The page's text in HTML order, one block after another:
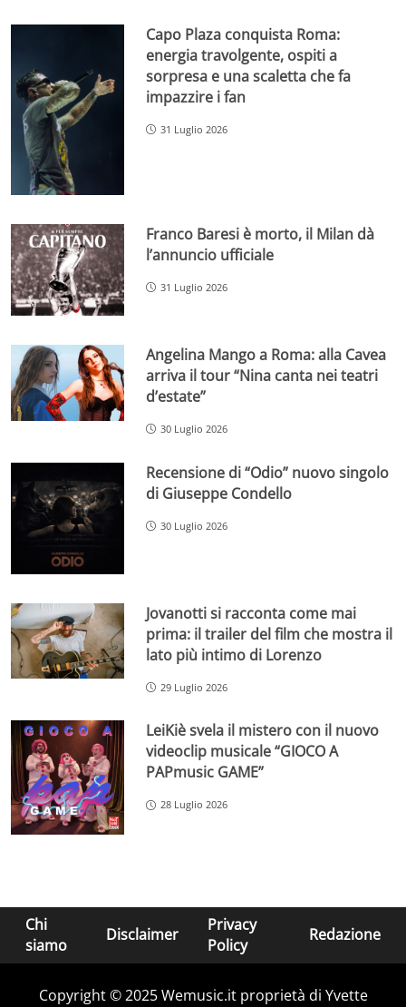
Capo Plaza conquista Roma:
energia travolgente, ospiti a
sorpresa e una scaletta che fa
impazzire i fan
31 Luglio 2026
Franco Baresi è morto, il Milan dà
l’annuncio ufficiale
31 Luglio 2026
Angelina Mango a Roma: alla Cavea
arriva il tour “Nina canta nei teatri
d’estate”
30 Luglio 2026
Recensione di “Odio” nuovo singolo
di Giuseppe Condello
30 Luglio 2026
Jovanotti si racconta come mai
prima: il trailer del film che mostra il
lato più intimo di Lorenzo
29 Luglio 2026
LeiKiè svela il mistero con il nuovo
videoclip musicale “GIOCO A
PAPmusic GAME”
28 Luglio 2026
Chi
siamo
Disclaimer
Privacy
Policy
Redazione
Copyright © 2025 Wemusic.it proprietà di Yvette